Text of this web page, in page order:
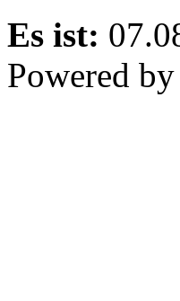
Es ist:
Powered by